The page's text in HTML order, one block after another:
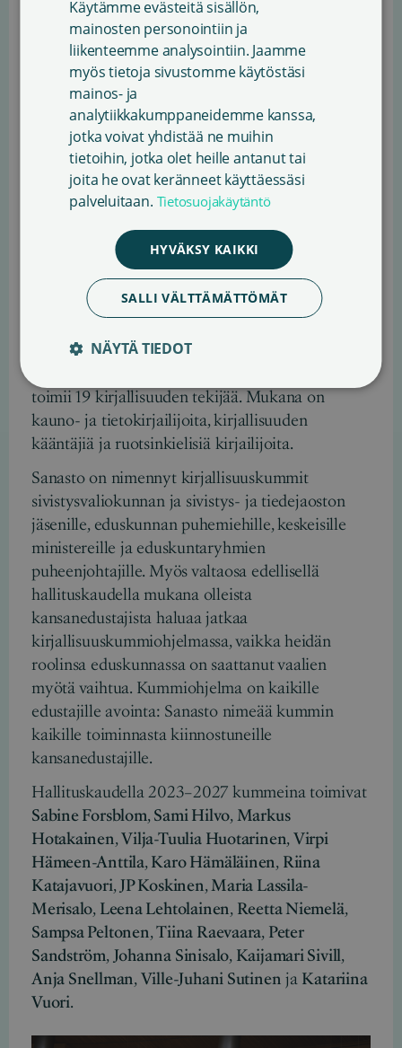
Kummikauden avajaisissa kirjallisen hetken tarjosi
kirjailija, kirjallisuuskummi Johanna Sinisalo.
Kirjallisuuskummiohjelma on avoin
kaikille kansanedustajille
toimii 19 kirjallisuuden tekijää. Mukana on
kauno- ja tietokirjailijoita, kirjallisuuden
kääntäjiä ja ruotsinkielisiä kirjailijoita.
Sanasto on nimennyt kirjallisuuskummit
sivistysvaliokunnan ja sivistys- ja tiedejaoston
jäsenille, eduskunnan puhemiehille, keskeisille
ministereille ja eduskuntaryhmien
puheenjohtajille. Myös valtaosa edellisellä
hallituskaudella mukana olleista
kansanedustajista haluaa jatkaa
kirjallisuuskummiohjelmassa, vaikka heidän
roolinsa eduskunnassa on saattanut vaalien
myötä vaihtua. Kummiohjelma on kaikille
edustajille avointa: Sanasto nimeää kummin
kaikille toiminnasta kiinnostuneille
kansanedustajille.
Hallituskaudella 2023–2027 kummeina toimivat
Sabine Forsblom,Sami Hilvo,Markus
Hotakainen,Vilja-Tuulia Huotarinen,Virpi
Hämeen-Anttila,Karo Hämäläinen, Riina
Katajavuori,JP Koskinen,Maria Lassila-
Merisalo, Leena Lehtolainen, Reetta Niemelä,
Sampsa Peltonen,Tiina Raevaara, Peter
Sandström, Johanna Sinisalo, Kaijamari Sivill,
Anja Snellman,Ville-Juhani Sutinen ja Katariina
Vuori.
SWEDISH
Käytämme evästeitä sisällön,
mainosten personointiin ja
liikenteemme analysointiin. Jaamme
myös tietoja sivustomme käytöstäsi
mainos- ja
analytiikkakumppaneidemme kanssa,
jotka voivat yhdistää ne muihin
tietoihin, jotka olet heille antanut tai
joita he ovat keränneet käyttäessäsi
palveluitaan. Tietosuojakäytäntö
HYVÄKSY KAIKKI
SALLI VÄLTTÄMÄTTÖMÄT
NÄYTÄ TIEDOT